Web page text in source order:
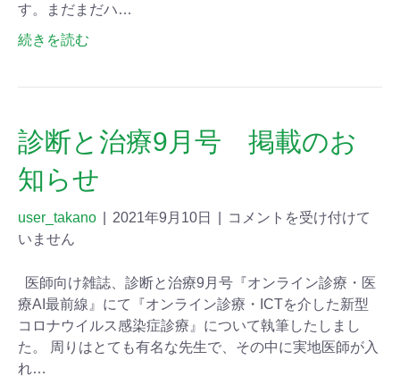
す。まだまだハ…
続きを読む
診断と治療9月号 掲載のお
知らせ
user_takano 2021年9月10日
コメントを受け付けて
いません
医師向け雑誌、診断と治療9月号『オンライン診療・医
療AI最前線』にて『オンライン診療・ICTを介した新型
コロナウイルス感染症診療』について執筆したしまし
た。 周りはとても有名な先生で、その中に実地医師が入
れ…